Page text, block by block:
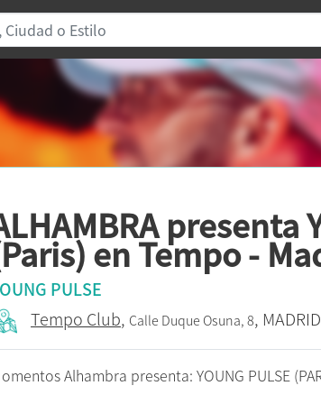
presenta
en Tempo -
PULSE
Tempo Club, Calle Duque Osuna, 8, MADRID
Alhambra presenta: YOUNG PULSE